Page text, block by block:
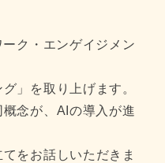
ク・エンゲイジメン
」を取り上げます。
念が、AIの導入が進
をお話しいただきま